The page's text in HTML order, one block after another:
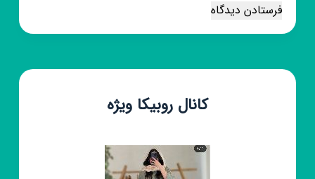
فرستادن دیدگاه
کانال روبیکا ویژه